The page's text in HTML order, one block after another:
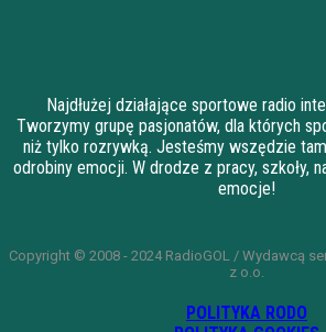
Najdłużej działające sportowe radio
Tworzymy grupę pasjonatów, dla których
niż tylko rozrywką. Jesteśmy wszędzie
odrobiny emocji. W drodze z pracy, szkoły,
emocje!
Copyright © 2008 - 2024 RadioGOL / Wydawcą
z o.o.
POLITYKA RODO